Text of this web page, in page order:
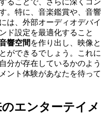
ることで、さらに深くコン
。特に、音楽鑑賞や、音響
は、外部オーディオデバイ
ド設定を最適化すること
響空間 を作り出し、映像と
ができるでしょう。これに
分が存在しているかのよう
ント体験があなたを待って
エンターテイメ